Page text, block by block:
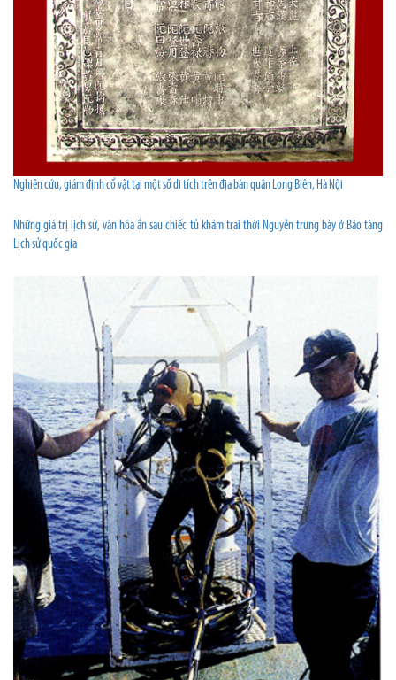
Nghiên cứu, giám định cổ vật tại một số di tích trên địa bàn quận Long Biên, Hà Nội
Những giá trị lịch sử, văn hóa ẩn sau chiếc tủ khảm trai thời Nguyễn trưng bày ở Bảo tàng
Lịch sử quốc gia